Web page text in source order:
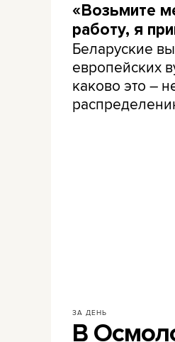
«Возьмите
работу, я
Беларуские
европейских
каково это –
ЗА ДЕНЬ
В